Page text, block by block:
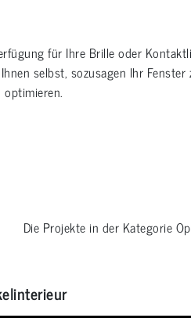
für Ihre Brille oder
selbst, sozusagen Ihr
Die Projekte in der Kategorie